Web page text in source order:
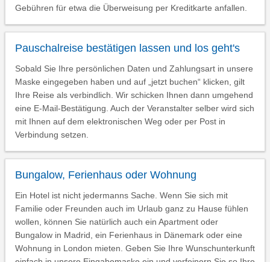
Gebühren für etwa die Überweisung per Kreditkarte anfallen.
Pauschalreise bestätigen lassen und los geht's
Sobald Sie Ihre persönlichen Daten und Zahlungsart in unsere
Maske eingegeben haben und auf „jetzt buchen“ klicken, gilt
Ihre Reise als verbindlich. Wir schicken Ihnen dann umgehend
eine E-Mail-Bestätigung. Auch der Veranstalter selber wird sich
mit Ihnen auf dem elektronischen Weg oder per Post in
Verbindung setzen.
Bungalow, Ferienhaus oder Wohnung
Ein Hotel ist nicht jedermanns Sache. Wenn Sie sich mit
Familie oder Freunden auch im Urlaub ganz zu Hause fühlen
wollen, können Sie natürlich auch ein Apartment oder
Bungalow in Madrid, ein Ferienhaus in Dänemark oder eine
Wohnung in London mieten. Geben Sie Ihre Wunschunterkunft